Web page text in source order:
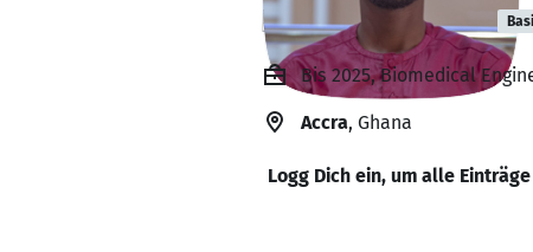
Kenneth Oteng
Bis 2025, Biomedical
Accra, Ghana
Logg Dich ein, um alle